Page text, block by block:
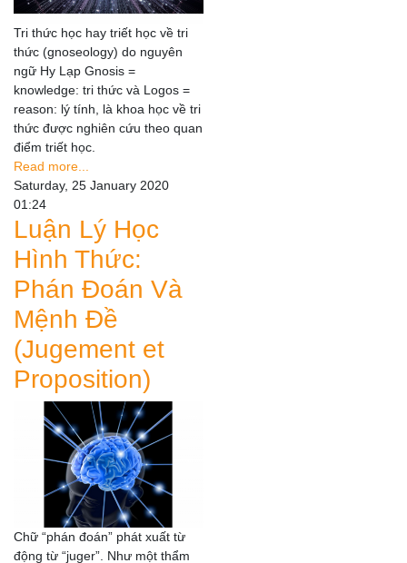
Tri thức học hay triết học về tri
thức (gnoseology) do nguyên
ngữ Hy Lạp Gnosis =
knowledge: tri thức và Logos =
reason: lý tính, là khoa học về tri
thức được nghiên cứu theo quan
điểm triết học.
Read more...
Saturday, 25 January 2020
01:24
Luận Lý Học
Hình Thức:
Phán Đoán Và
Mệnh Đề
(Jugement et
Proposition)
Chữ “phán đoán” phát xuất từ
động từ “juger”. Như một thẩm